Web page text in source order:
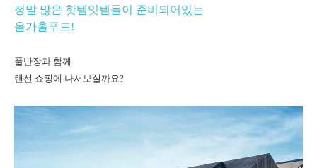
정말 많은 핫템잇템들이 준비되어있는
올가홀푸드!
풀반장과 함께
랜선 쇼핑에 나서보실까요?